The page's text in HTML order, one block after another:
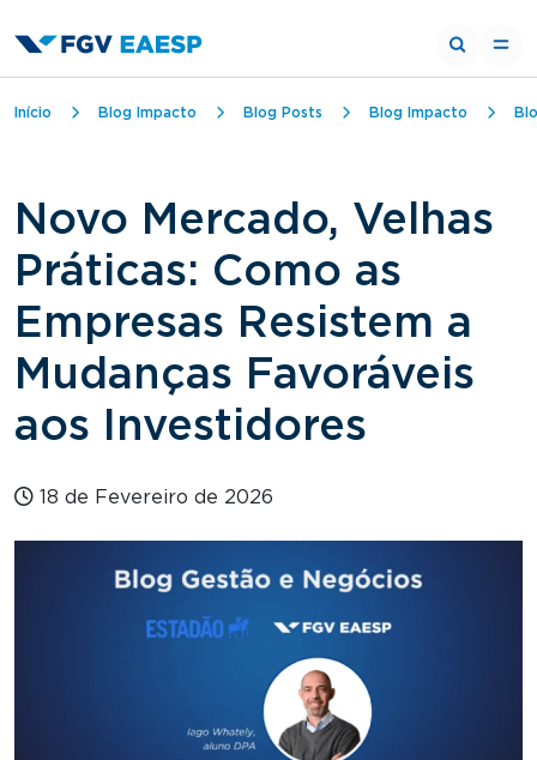
Trilha de navegação
Início Blog Impacto Blog Posts Blog Impacto
Novo Mercado, Velhas
Práticas: Como as
Empresas Resistem a
Mudanças Favoráveis
aos Investidores
18 de Fevereiro de 2026